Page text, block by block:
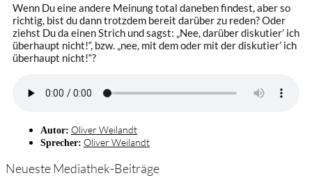
Wenn Du eine andere Meinung total daneben findest, aber so
richtig, bist du dann trotzdem bereit darüber zu reden? Oder
ziehst Du da einen Strich und sagst: „Nee, darüber diskutier’ ich
überhaupt nicht!“, bzw. „nee, mit dem oder mit der diskutier’ ich
überhaupt nicht!“?
Autor: Oliver Weilandt
Sprecher: Oliver Weilandt
Neueste Mediathek-Beiträge